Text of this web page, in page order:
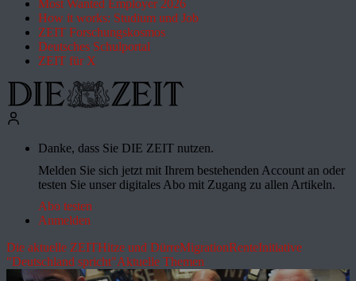
Most Wanted Employer 2026
How it works: Studium und Job
ZEIT Forschungskosmos
Deutsches Schulportal
ZEIT für X
Danke, dass Sie DIE ZEIT nutzen.
Melden Sie sich jetzt mit Ihrem bestehenden Account an oder
testen Sie unser digitales Abo mit Zugang zu allen Artikeln.
Abo testen
Anmelden
Die aktuelle ZEITHitze und DürreMigrationRenteInitiative
"Deutschland spricht"Aktuelle Themen